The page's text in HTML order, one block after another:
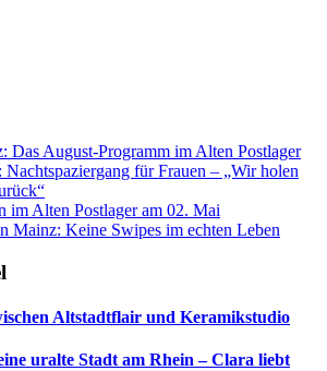
Das August-Programm im Alten Postlager
Nachtspaziergang für Frauen – „Wir holen
im Alten Postlager am 02. Mai
Mainz: Keine Swipes im echten Leben
Altstadtflair und Keramikstudio
uralte Stadt am Rhein – Clara liebt